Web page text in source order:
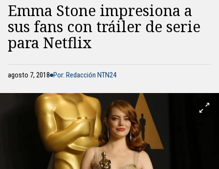
Emma Stone impresiona a
sus fans con tráiler de serie
para Netflix
agosto 7, 2018 Por: Redacción NTN24